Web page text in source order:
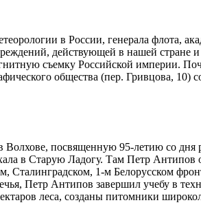
в России, генерала флота,
действующей в нашей стране
съемку Российской империи.
общества (пер. Гривцова, 10)
посвященную 95-летию со дня
в Старую Ладогу. Там Петр
1-м Белорусском
Петр Антипов завершил учебу в
леса, созданы питомники